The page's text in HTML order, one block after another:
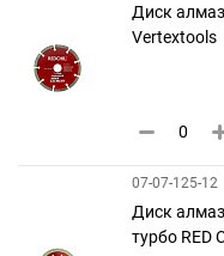
Диск
Vertextools
07-07-125-12
Диск
турбо RED